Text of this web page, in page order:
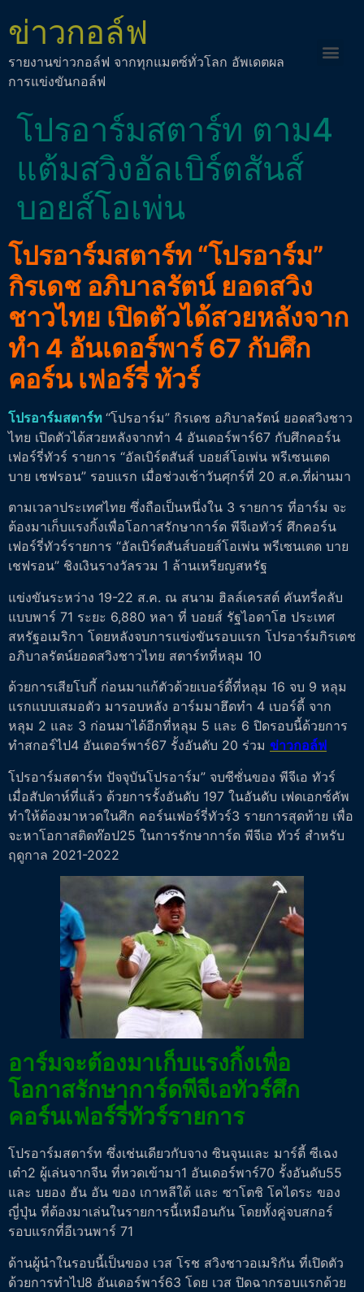
ข่าวกอล์ฟ
รายงานข่าวกอล์ฟ จากทุกแมตซ์ทั่วโลก อัพเดตผล
การแข่งขันกอล์ฟ
โปรอาร์มสตาร์ท ตาม4
แต้มสวิงอัลเบิร์ตสันส์
บอยส์โอเพ่น
โปรอาร์มสตาร์ท “โปรอาร์ม”
กิรเดช อภิบาลรัตน์ ยอดสวิง
ชาวไทย เปิดตัวได้สวยหลังจาก
ทำ 4 อันเดอร์พาร์ 67 กับศึก
คอร์น เฟอร์รี่ ทัวร์
โปรอาร์มสตาร์ท “โปรอาร์ม” กิรเดช อภิบาลรัตน์ ยอดสวิงชาว
ไทย เปิดตัวได้สวยหลังจากทำ 4 อันเดอร์พาร์67 กับศึกคอร์น
เฟอร์รี่ทัวร์ รายการ “อัลเบิร์ตสันส์ บอยส์โอเพ่น พรีเซนเตด
บาย เชฟรอน” รอบแรก เมื่อช่วงเช้าวันศุกร์ที่ 20 ส.ค.ที่ผ่านมา
ตามเวลาประเทศไทย ซึ่งถือเป็นหนึ่งใน 3 รายการ ที่อาร์ม จะ
ต้องมาเก็บแรงกิ้งเพื่อโอกาสรักษาการ์ด พีจีเอทัวร์ ศึกคอร์น
เฟอร์รี่ทัวร์รายการ “อัลเบิร์ตสันส์บอยส์โอเพ่น พรีเซนเตด บาย
เชฟรอน” ชิงเงินรางวัลรวม 1 ล้านเหรียญสหรัฐ
แข่งขันระหว่าง 19-22 ส.ค. ณ สนาม ฮิลล์เครสต์ คันทรี่คลับ
แบบพาร์ 71 ระยะ 6,880 หลา ที่ บอยส์ รัฐไอดาโฮ ประเทศ
สหรัฐอเมริกา โดยหลังจบการแข่งขันรอบแรก โปรอาร์มกิรเดช
อภิบาลรัตน์ยอดสวิงชาวไทย สตาร์ทที่หลุม 10
ด้วยการเสียโบกี้ ก่อนมาแก้ตัวด้วยเบอร์ดี้ที่หลุม 16 จบ 9 หลุม
แรกแบบเสมอตัว มารอบหลัง อาร์มมาฮึดทำ 4 เบอร์ดี้ จาก
หลุม 2 และ 3 ก่อนมาได้อีกที่หลุม 5 และ 6 ปิดรอบนี้ด้วยการ
ทำสกอร์ไป4 อันเดอร์พาร์67 รั้งอันดับ 20 ร่วม ข่าวกอล์ฟ
โปรอาร์มสตาร์ท ปัจจุบันโปรอาร์ม” จบซีซั่นของ พีจีเอ ทัวร์
เมื่อสัปดาห์ที่แล้ว ด้วยการรั้งอันดับ 197 ในอันดับ เฟดเอกซ์คัพ
ทำให้ต้องมาหวดในศึก คอร์นเฟอร์รี่ทัวร์3 รายการสุดท้าย เพื่อ
จะหาโอกาสติดท๊อป25 ในการรักษาการ์ด พีจีเอ ทัวร์ สำหรับ
ฤดูกาล 2021-2022
อาร์มจะต้องมาเก็บแรงกิ้งเพื่อ
โอกาสรักษาการ์ดพีจีเอทัวร์ศึก
คอร์นเฟอร์รี่ทัวร์รายการ
โปรอาร์มสตาร์ท ซึ่งเช่นเดียวกับจาง ซินจุนและ มาร์ตี้ ซีเฉง
เต๋า2 ผู้เล่นจากจีน ที่หวดเข้ามา1 อันเดอร์พาร์70 รั้งอันดับ55
และ บยอง ฮัน อัน ของ เกาหลีใต้ และ ซาโตชิ โคไดระ ของ
ญี่ปุ่น ที่ต้องมาเล่นในรายการนี้เหมือนกัน โดยทั้งคู่จบสกอร์
รอบแรกที่อีเวนพาร์ 71
ด้านผู้นำในรอบนี้เป็นของ เวส โรช สวิงชาวอเมริกัน ที่เปิดตัว
ด้วยการทำไป8 อันเดอร์พาร์63 โดย เวส ปิดฉากรอบแรกด้วย